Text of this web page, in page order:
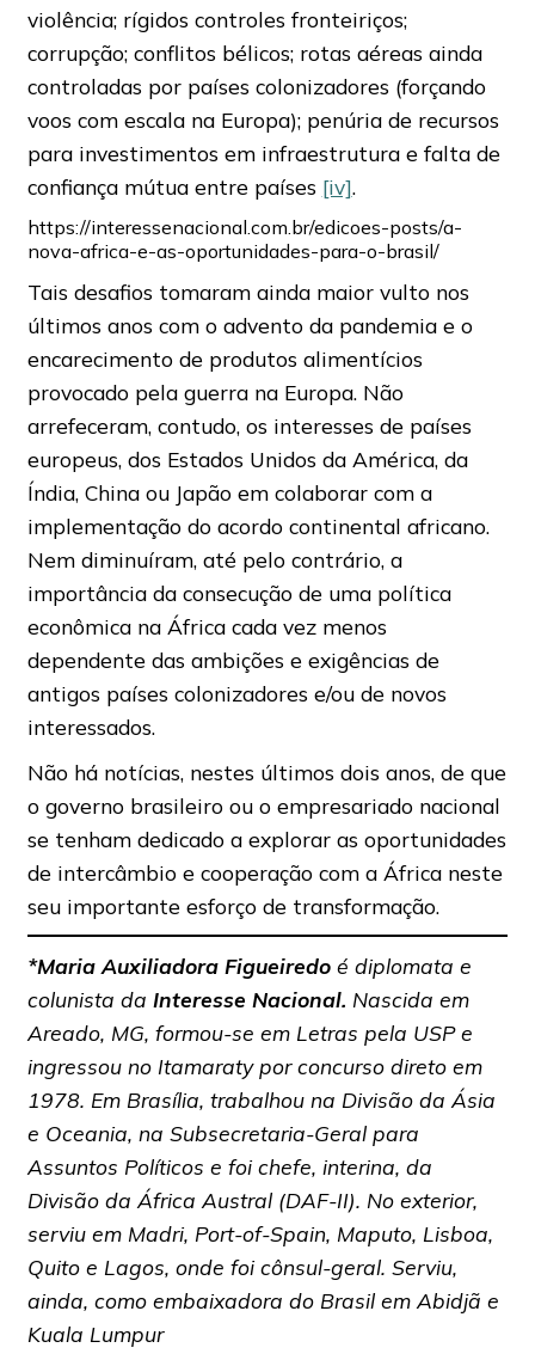
violência; rígidos controles fronteiriços;
corrupção; conflitos bélicos; rotas aéreas ainda
controladas por países colonizadores (forçando
voos com escala na Europa); penúria de recursos
para investimentos em infraestrutura e falta de
confiança mútua entre países [iv].
https://interessenacional.com.br/edicoes-posts/a-
nova-africa-e-as-oportunidades-para-o-brasil/
Tais desafios tomaram ainda maior vulto nos
últimos anos com o advento da pandemia e o
encarecimento de produtos alimentícios
provocado pela guerra na Europa. Não
arrefeceram, contudo, os interesses de países
europeus, dos Estados Unidos da América, da
Índia, China ou Japão em colaborar com a
implementação do acordo continental africano.
Nem diminuíram, até pelo contrário, a
importância da consecução de uma política
econômica na África cada vez menos
dependente das ambições e exigências de
antigos países colonizadores e/ou de novos
interessados.
Não há notícias, nestes últimos dois anos, de que
o governo brasileiro ou o empresariado nacional
se tenham dedicado a explorar as oportunidades
de intercâmbio e cooperação com a África neste
seu importante esforço de transformação.
*Maria Auxiliadora Figueiredo é diplomata e
colunista da Interesse Nacional. Nascida em
Areado, MG, formou-se em Letras pela USP e
ingressou no Itamaraty por concurso direto em
1978. Em Brasília, trabalhou na Divisão da Ásia
e Oceania, na Subsecretaria-Geral para
Assuntos Políticos e foi chefe, interina, da
Divisão da África Austral (DAF-II). No exterior,
serviu em Madri, Port-of-Spain, Maputo, Lisboa,
Quito e Lagos, onde foi cônsul-geral. Serviu,
ainda, como embaixadora do Brasil em Abidjã e
Kuala Lumpur